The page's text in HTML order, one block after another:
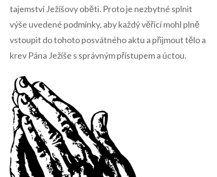
tajemství⁣ Ježíšovy oběti. ⁢Proto je nezbytné⁢ splnit
výše uvedené podmínky, ‍aby každý⁢ věřící mohl plně
vstoupit do tohoto posvátného ​aktu a přijmout ‍tělo a
krev ‍Pána Ježíše s správným přístupem⁤ a ⁢úctou.